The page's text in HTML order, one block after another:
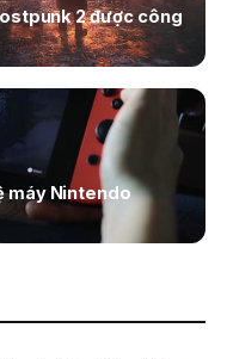
2 được công
máy Nintendo